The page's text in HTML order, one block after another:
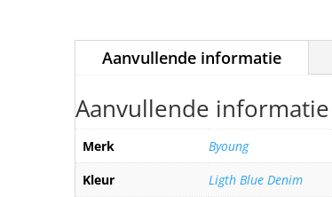
Aanvullende informatie
Aanvullende informatie
Merk
Byoung
Kleur
Ligth Blue Denim